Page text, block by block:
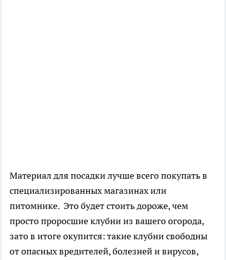
Материал для посадки лучше всего покупать в
специализированных магазинах или
питомнике. Это будет стоить дороже, чем
просто проросшие клубни из вашего огорода,
зато в итоге окупится: такие клубни свободны
от опасных вредителей, болезней и вирусов,